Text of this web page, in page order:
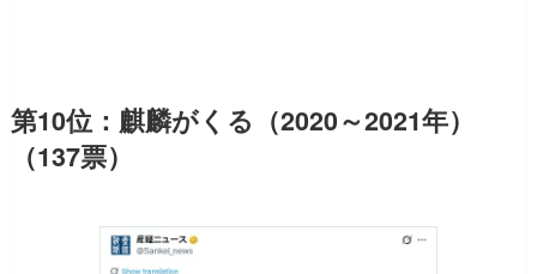
第10位：麒麟がくる（2020～2021年）
（137票）